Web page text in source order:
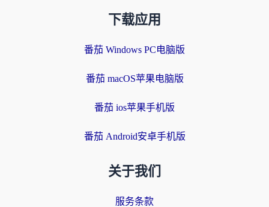
下载应用
番茄 Windows PC电脑版
番茄 macOS苹果电脑版
番茄 ios苹果手机版
番茄 Android安卓手机版
关于我们
服务条款